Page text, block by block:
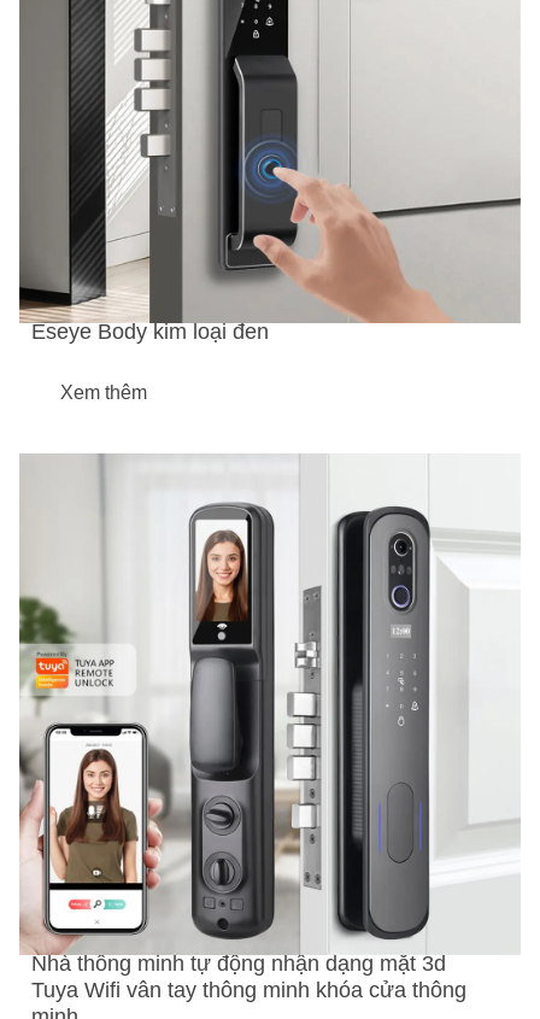
Eseye Body kim loại đen
Xem thêm
Nhà thông minh tự động nhận dạng mặt 3d
Tuya Wifi vân tay thông minh khóa cửa thông